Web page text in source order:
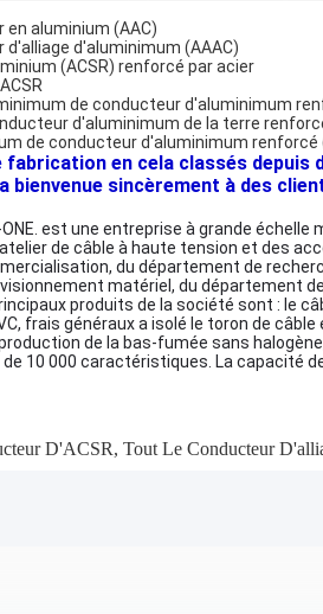
aluminium (AAC)
d'aluminimum (AAAC)
(ACSR) renforcé par acier
de conducteur d'aluminimum
d'aluminimum de la terre
de conducteur d'aluminimum renforcé
fabrication en cela classés
bienvenue sincèrement à des
ONE. est une entreprise à grande
de câble à haute tension et des
du département de
matériel, du département
produits de la société sont : le
frais généraux a isolé le toron de
de la bas-fumée sans
10 000 caractéristiques. La capacité
D'ACSR, Tout Le Conducteur